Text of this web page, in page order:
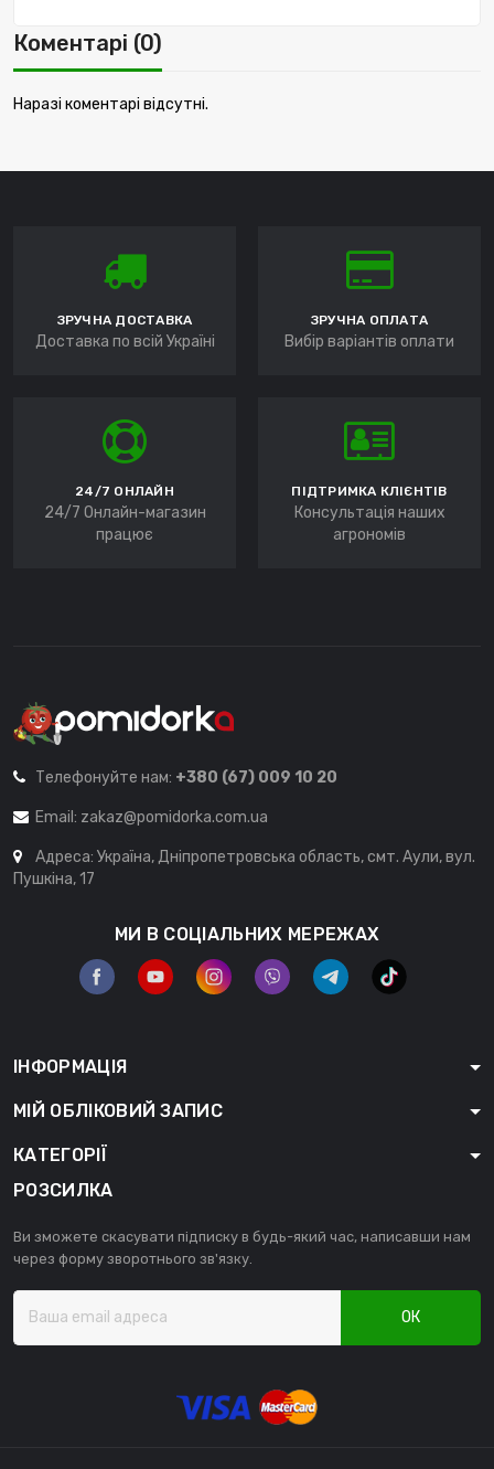
Коментарі (0)
Наразі коментарі відсутні.
ЗРУЧНА ДОСТАВКА
Доставка по всій Україні
ЗРУЧНА ОПЛАТА
Вибір варіантів оплати
24/7 ОНЛАЙН
24/7 Онлайн-магазин
працює
ПІДТРИМКА КЛІЄНТІВ
Консультація наших
агрономів
Телефонуйте нам: +380 (67) 009 10 20
Email: zakaz@pomidorka.com.ua
Адреса: Україна, Дніпропетровська область, смт. Аули, вул.
Пушкіна, 17
МИ В СОЦІАЛЬНИХ МЕРЕЖАХ
ІНФОРМАЦІЯ
МІЙ ОБЛІКОВИЙ ЗАПИС
КАТЕГОРІЇ
РОЗСИЛКА
Ви зможете скасувати підписку в будь-який час, написавши нам
через форму зворотнього зв'язку.
ОК